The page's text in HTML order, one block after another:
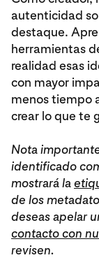
autenticidad
destaque.
herramientas
realidad esas
con mayor
menos tiempo
crear lo que te
Nota
identificado
mostrará la
de los
deseas apelar
contacto con
revisen.